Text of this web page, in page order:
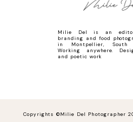
Milie Del is an
branding and food
in Montpellier, South
Working anywhere.
and poetic work
Copyrights ©Milie Del Photographer